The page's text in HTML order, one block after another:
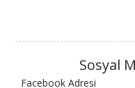
Sosyal
Facebook Adresi